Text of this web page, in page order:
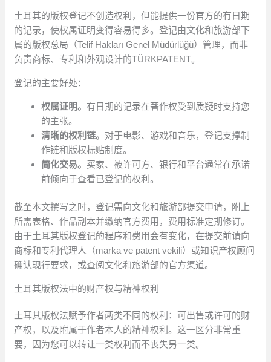
土耳其的版权登记不创造权利，但能提供一份官方的有日期
的记录，使权属证明变得容易得多。登记由文化和旅游部下
属的版权总局（Telif Hakları Genel Müdürlüğü）管理，而非
负责商标、专利和外观设计的TÜRKPATENT。
登记的主要好处：
权属证明。 有日期的记录在著作权受到质疑时支持您
的主张。
清晰的权利链。 对于电影、游戏和音乐，登记支撑制
作链和版权标贴制度。
简化交易。 买家、被许可方、银行和平台通常在承诺
前倾向于查看已登记的权利。
截至本文撰写之时，登记需向文化和旅游部提交申请，附上
所需表格、作品副本并缴纳官方费用，费用标准定期修订。
由于土耳其版权登记的程序和费用会有变化，在提交前请向
商标和专利代理人（marka ve patent vekili）或知识产权顾问
确认现行要求，或查阅文化和旅游部的官方渠道。
土耳其版权法中的财产权与精神权利
土耳其版权法赋予作者两类不同的权利：可出售或许可的财
产权，以及附属于作者本人的精神权利。这一区分非常重
要，因为您可以转让一类权利而不丧失另一类。